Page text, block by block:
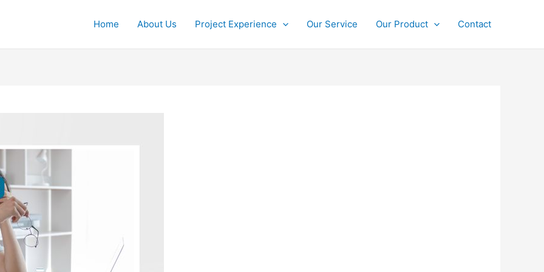
Home About Us Project Experience Our Service Our Product Contact